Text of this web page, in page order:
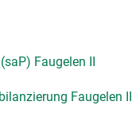
Faugelen II
Faugelen II